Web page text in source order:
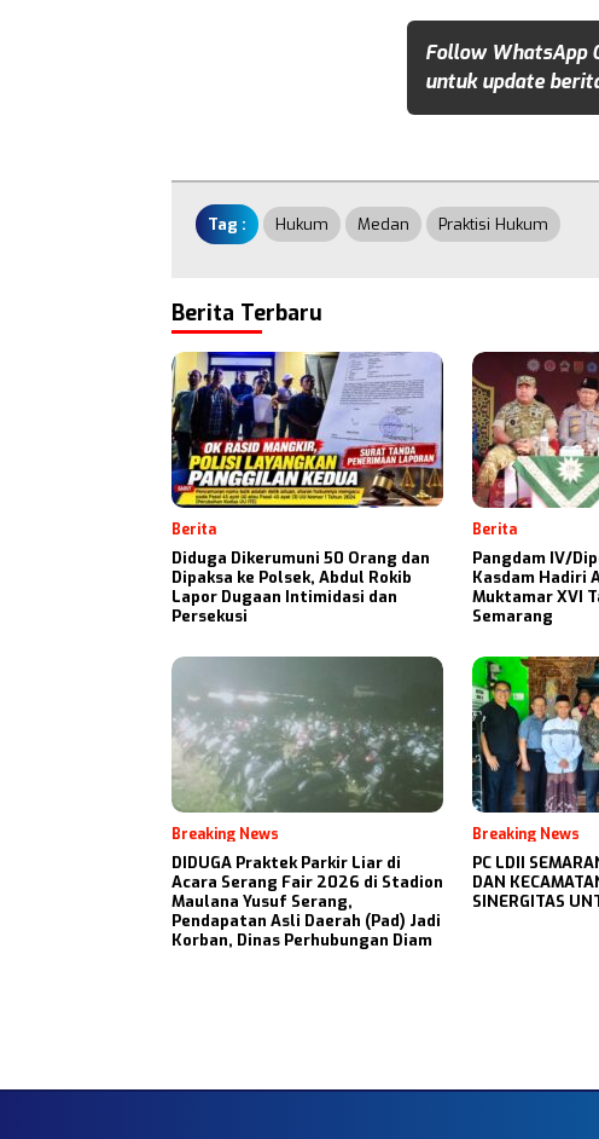
Follow WhatsApp
untuk update
Tag : Hukum Medan Praktisi Hukum
Berita Terbaru
Berita
Diduga Dikerumuni 50 Orang dan
Dipaksa ke Polsek, Abdul Rokib
Lapor Dugaan Intimidasi dan
Persekusi
Berita
Pangdam IV/
Kasdam Hadiri
Muktamar XVI
Semarang
Breaking News
DIDUGA Praktek Parkir Liar di
Acara Serang Fair 2026 di Stadion
Maulana Yusuf Serang,
Pendapatan Asli Daerah (Pad) Jadi
Korban, Dinas Perhubungan Diam
Breaking News
PC LDII
DAN
SINERGITAS